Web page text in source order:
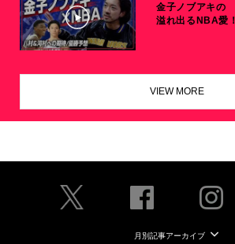
金子ノブアキの
溢れ出るNBA愛！
VIEW MORE
月別記事アーカイブ